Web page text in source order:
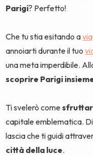
Parigi? Perfetto!
Che tu stia esitando a
annoiarti durante il tuo
una meta imperdibile.
scoprire Parigi
Ti svelerò come
capitale emblematica.
lascia che ti guidi
città della luce.